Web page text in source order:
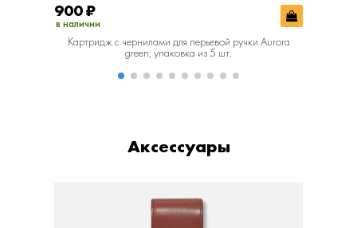
900₽
в наличии
Картридж с чернилами для перьевой ручки Aurora
green, упаковка из 5 шт.
Аксессуары